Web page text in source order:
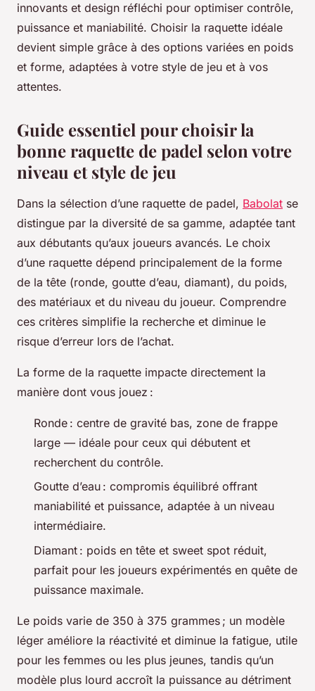
innovants et design réfléchi pour optimiser contrôle,
puissance et maniabilité. Choisir la raquette idéale
devient simple grâce à des options variées en poids
et forme, adaptées à votre style de jeu et à vos
attentes.
Guide essentiel pour choisir la
bonne raquette de padel selon votre
niveau et style de jeu
Dans la sélection d’une raquette de padel, Babolat se
distingue par la diversité de sa gamme, adaptée tant
aux débutants qu’aux joueurs avancés. Le choix
d’une raquette dépend principalement de la forme
de la tête (ronde, goutte d’eau, diamant), du poids,
des matériaux et du niveau du joueur. Comprendre
ces critères simplifie la recherche et diminue le
risque d’erreur lors de l’achat.
La forme de la raquette impacte directement la
manière dont vous jouez :
Ronde : centre de gravité bas, zone de frappe
large — idéale pour ceux qui débutent et
recherchent du contrôle.
Goutte d’eau : compromis équilibré offrant
maniabilité et puissance, adaptée à un niveau
intermédiaire.
Diamant : poids en tête et sweet spot réduit,
parfait pour les joueurs expérimentés en quête de
puissance maximale.
Le poids varie de 350 à 375 grammes ; un modèle
léger améliore la réactivité et diminue la fatigue, utile
pour les femmes ou les plus jeunes, tandis qu’un
modèle plus lourd accroît la puissance au détriment